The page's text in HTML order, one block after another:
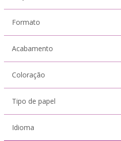
Formato
Acabamento
Coloração
Tipo de papel
Idioma